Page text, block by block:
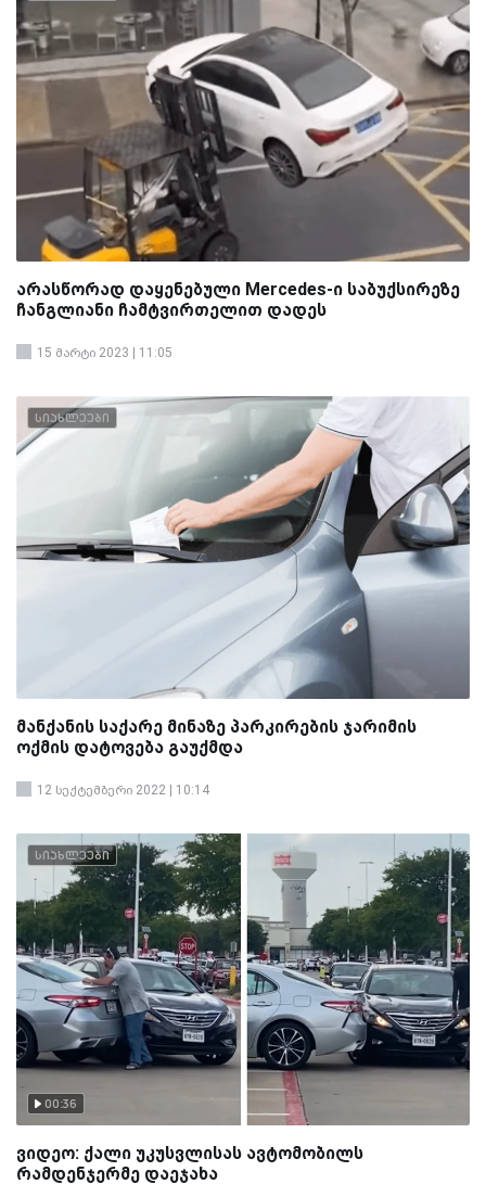
არასწორად დაყენებული Mercedes-ი საბუქსირეზე
ჩანგლიანი ჩამტვირთელით დადეს
15 მარტი 2023 | 11:05
სიახლეები
მანქანის საქარე მინაზე პარკირების ჯარიმის
ოქმის დატოვება გაუქმდა
12 სექტემბერი 2022 | 10:14
სიახლეები
00:36
ვიდეო: ქალი უკუსვლისას ავტომობილს
რამდენჯერმე დაეჯახა